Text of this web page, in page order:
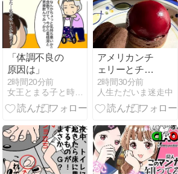
「体調不良の
原因は」
2時間20分前
女王とまる子と時々ファミリー
アメリカンチ
ェリーとチョ
コレートのム
ース
2時間30分前
人生ただいま迷走中